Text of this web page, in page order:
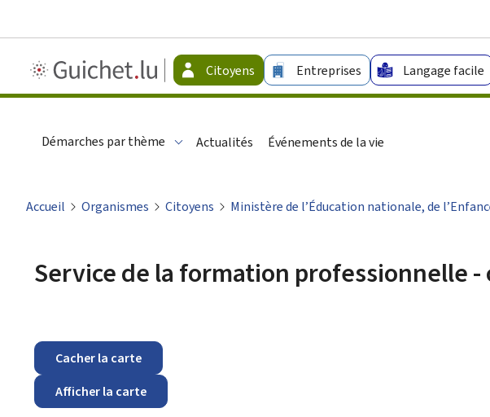
Guichet.lu
-
Citoyens Entreprises Langage facile
Démarches par thème Actualités Événements de la vie
Accueil Organismes Citoyens Ministère de l’Éducation nationale, de
Service de la formation professionnelle
Cacher la carte
Afficher la carte